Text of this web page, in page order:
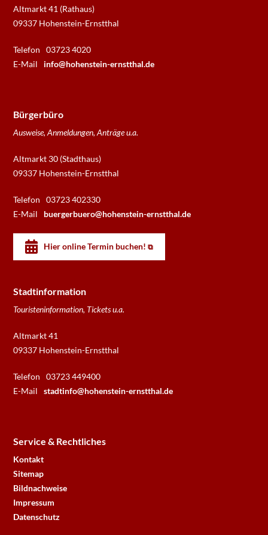
Altmarkt 41 (Rathaus)
09337 Hohenstein-Ernstthal
Telefon
03723 4020
E-Mail
info@hohenstein-ernstthal.de
Bürgerbüro
Ausweise, Anmeldungen, Anträge u.a.
Altmarkt 30 (Stadthaus)
09337 Hohenstein-Ernstthal
Telefon
03723 402330
E-Mail
buergerbuero@hohenstein-ernstthal.de
Hier online Termin buchen!
Stadtinformation
Touristeninformation, Tickets u.a.
Altmarkt 41
09337 Hohenstein-Ernstthal
Telefon
03723 449400
E-Mail
stadtinfo@hohenstein-ernstthal.de
Service & Rechtliches
Kontakt
Sitemap
Bildnachweise
Impressum
Datenschutz